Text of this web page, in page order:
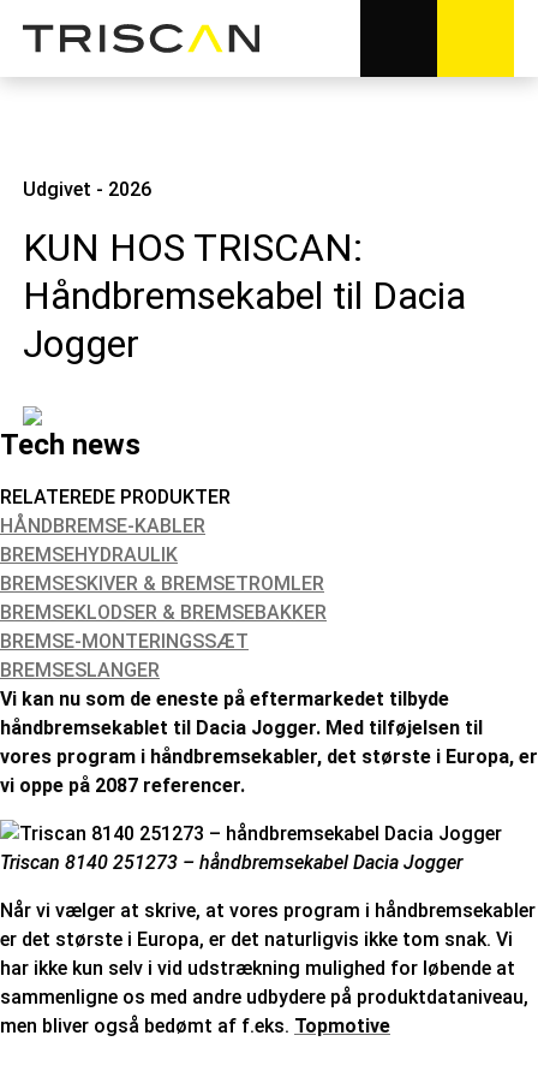
Udgivet - 2026
KUN HOS TRISCAN:
Håndbremsekabel til Dacia
Jogger
Tech news
RELATEREDE PRODUKTER
HÅNDBREMSE-KABLER
BREMSEHYDRAULIK
BREMSESKIVER & BREMSETROMLER
BREMSEKLODSER & BREMSEBAKKER
BREMSE-MONTERINGSSÆT
BREMSESLANGER
Vi kan nu som de eneste på eftermarkedet tilbyde
håndbremsekablet til Dacia Jogger. Med tilføjelsen til
vores program i håndbremsekabler, det største i Europa, er
vi oppe på 2087 referencer.
Triscan 8140 251273 – håndbremsekabel Dacia Jogger
Når vi vælger at skrive, at vores program i håndbremsekabler
er det største i Europa, er det naturligvis ikke tom snak. Vi
har ikke kun selv i vid udstrækning mulighed for løbende at
sammenligne os med andre udbydere på produktdataniveau,
men bliver også bedømt af f.eks. Topmotive